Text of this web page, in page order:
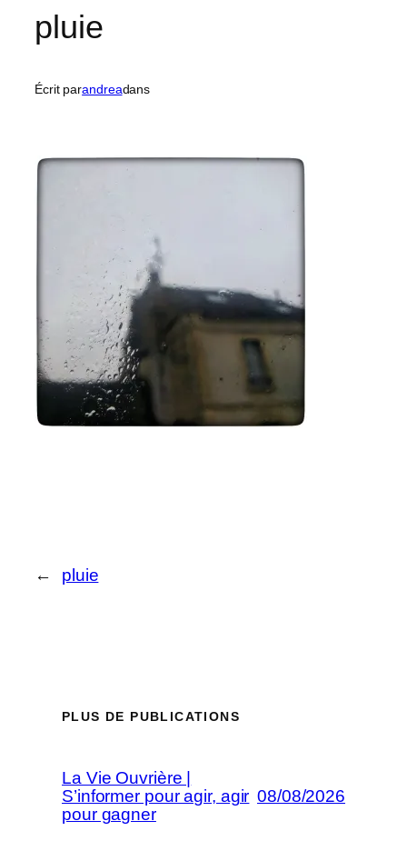
pluie
Écrit parandreadans
← pluie
PLUS DE PUBLICATIONS
La Vie Ouvrière |
S’informer pour agir, agir
pour gagner
08/08/2026